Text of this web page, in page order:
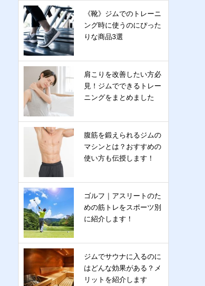
《靴》ジムでのトレーニ
ング時に使うのにぴった
りな商品3選
肩こりを改善したい方必
見！ジムでできるトレー
ニングをまとめました
腹筋を鍛えられるジムの
マシンとは？おすすめの
使い方も伝授します！
ゴルフ｜アスリートのた
めの筋トレをスポーツ別
に紹介します！
ジムでサウナに入るのに
はどんな効果がある？メ
リットを紹介します